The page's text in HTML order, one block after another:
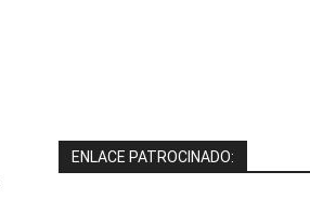
ENLACE PATROCINADO: